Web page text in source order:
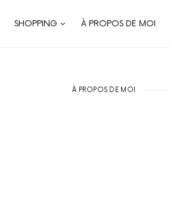
SHOPPING À PROPOS DE MOI
À PROPOS DE MOI